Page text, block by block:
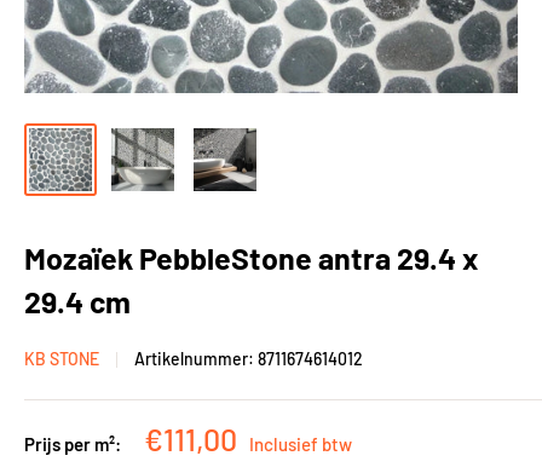
Mozaïek PebbleStone antra 29.4 x
29.4 cm
KB STONE Artikelnummer: 8711674614012
Prijs per m²: Kortingsprijs
€111,00 Inclusief btw